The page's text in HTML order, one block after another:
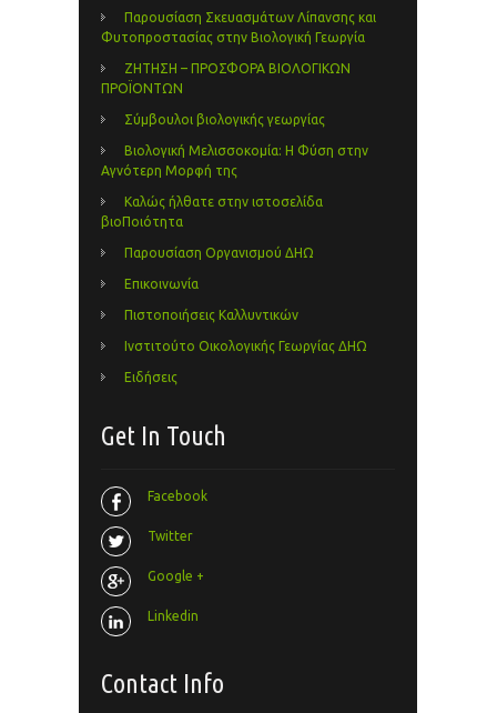
Παρουσίαση Σκευασμάτων Λίπανσης και
Φυτοπροστασίας στην Βιολογική Γεωργία
ΖΗΤΗΣΗ – ΠΡΟΣΦΟΡΑ ΒΙΟΛΟΓΙΚΩΝ
ΠΡΟΪΟΝΤΩΝ
Σύμβουλοι βιολογικής γεωργίας
Βιολογική Μελισσοκομία: Η Φύση στην
Αγνότερη Μορφή της
Καλώς ήλθατε στην ιστοσελίδα
βιοΠοιότητα
Παρουσίαση Οργανισμού ΔΗΩ
Επικοινωνία
Πιστοποιήσεις Καλλυντικών
Ινστιτούτο Οικολογικής Γεωργίας ΔΗΩ
Ειδήσεις
Get In Touch
Facebook
Twitter
Google +
Linkedin
Contact Info